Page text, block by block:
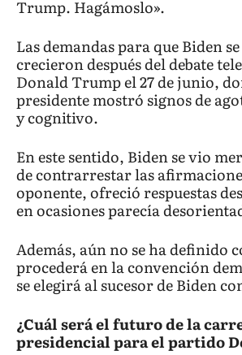
Trump. Hagámoslo».
Las demandas para que Biden
crecieron después del debate
Donald Trump el 27 de junio,
presidente mostró signos de
y cognitivo.
En este sentido, Biden se vio
de contrarrestar las
oponente, ofreció respuestas
en ocasiones parecía
Además, aún no se ha definido
procederá en la convención
se elegirá al sucesor de Biden
¿Cuál será el futuro de la
presidencial para el partido